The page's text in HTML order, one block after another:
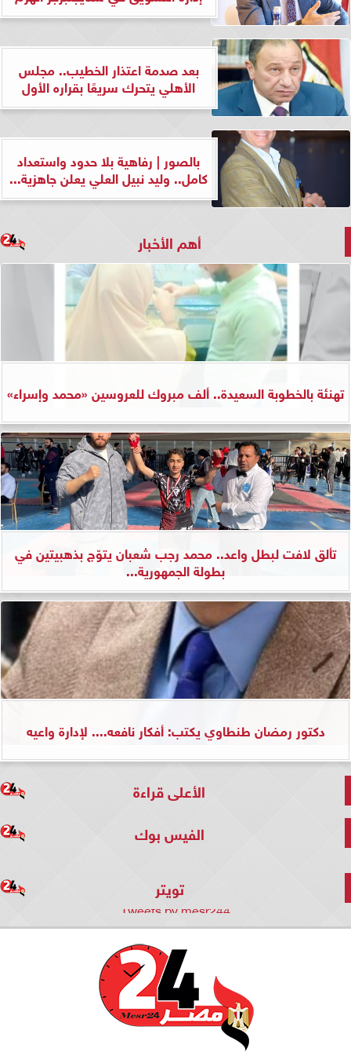
بعد صدمة اعتذار الخطيب.. مجلس
الأهلي يتحرك سريعًا بقراره الأول
بالصور | رفاهية بلا حدود واستعداد
كامل.. وليد نبيل العلي يعلن جاهزية...
أهم الأخبار
تهنئة بالخطوبة السعيدة.. ألف مبروك للعروسين «محمد وإسراء»
تألق لافت لبطل واعد.. محمد رجب شعبان يتوّج بذهبيتين في
بطولة الجمهورية...
دكتور رمضان طنطاوي يكتب: أفكار نافعه.... لإدارة واعيه
الأعلى قراءة
الفيس بوك
تويتر
Tweets by mesr244